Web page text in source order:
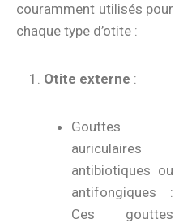
couramment utilisés pour
chaque type d’otite :
Otite externe :
Gouttes
auriculaires
antibiotiques ou
antifongiques :
Ces gouttes